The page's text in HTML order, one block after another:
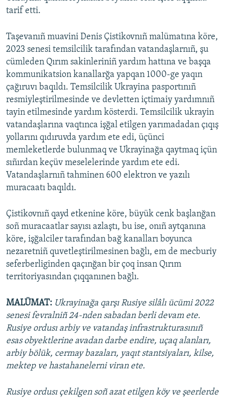
tarif etti.
Taşevanıñ muavini Denis Çistikovnıñ malümatına köre,
2023 senesi temsilcilik tarafından vatandaşlarnıñ, şu
cümleden Qırım sakinleriniñ yardım hattına ve başqa
kommunikatsion kanallarğa yapqan 1000-ge yaqın
çağıruvı baqıldı. Temsilcilik Ukrayina pasportınıñ
resmiyleştirilmesinde ve devletten içtimaiy yardımnıñ
tayin etilmesinde yardım kösterdi. Temsilcilik ukrayin
vatandaşlarına vaqtınca işğal etilgen yarımadadan çıqış
yollarını qıdıruvda yardım ete edi, üçünci
memleketlerde bulunmaq ve Ukrayinağa qaytmaq içün
sıñırdan keçüv meselelerinde yardım ete edi.
Vatandaşlarnıñ tahminen 600 elektron ve yazılı
muracaatı baqıldı.
Çistikovnıñ qayd etkenine köre, büyük cenk başlanğan
soñ muracaatlar sayısı azlaştı, bu ise, onıñ aytqanına
köre, işğalciler tarafından bağ kanalları boyunca
nezaretniñ quvetleştirilmesinen bağlı, em de mecburiy
seferberliginden qaçınğan bir çoq insan Qırım
territoriyasından çıqqanınen bağlı.
MALÜMAT: Ukrayinağa qarşı Rusiye silâlı ücümi 2022
senesi fevralniñ 24-nden sabadan berli devam ete.
Rusiye ordusı arbiy ve vatandaş infrastrukturasınıñ
esas obyektlerine avadan darbe endire, uçaq alanları,
arbiy bölük, cermay bazaları, yaqıt stantsiyaları, kilse,
mektep ve hastahanelerni viran ete.
Rusiye ordusı çekilgen soñ azat etilgen köy ve şeerlerde